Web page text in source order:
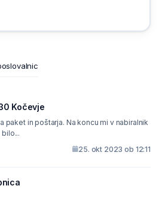
Kočevje
paket in poštarja. Na koncu mi v nabiralnik
25. okt 2023 ob 12:11